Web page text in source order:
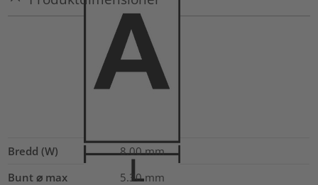
Bredd (W) 8.00 mm
Bunt ⌀ max
5.30 mm